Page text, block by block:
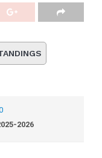
2026